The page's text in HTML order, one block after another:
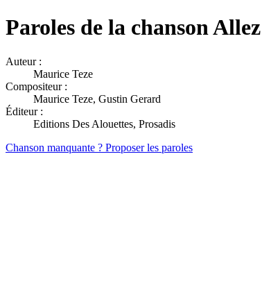
Paroles de la chanson
Auteur :
Maurice Teze
Compositeur :
Maurice Teze, Gustin Gerard
Éditeur :
Editions Des Alouettes, Prosadis
Chanson manquante ? Proposer les paroles